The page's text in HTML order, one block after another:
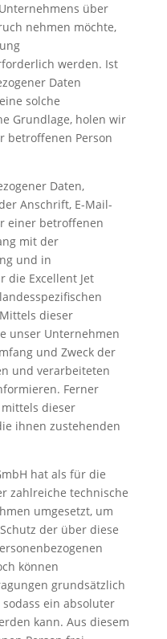
über
nehmen möchte,
werden. Ist
Daten
solche
Grundlage, holen wir
betroffenen Person
Daten,
Anschrift, E-Mail-
einer betroffenen
mit der
und in
die Excellent Jet
dieser
unser Unternehmen
und Zweck der
und verarbeiteten
Ferner
dieser
ihnen zustehenden
hat als für die
zahlreiche technische
umgesetzt, um
der über diese
können
grundsätzlich
ein absoluter
kann. Aus diesem